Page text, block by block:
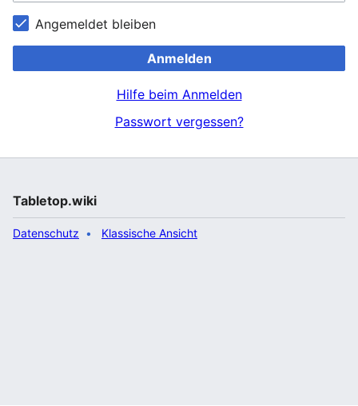
Angemeldet bleiben
Anmelden
Hilfe beim Anmelden
Passwort vergessen?
Tabletop.wiki
Datenschutz Klassische Ansicht